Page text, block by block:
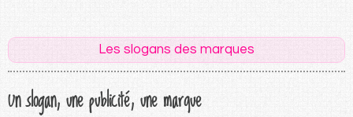
Les slogans des marques
Un slogan, une publicité, une marque